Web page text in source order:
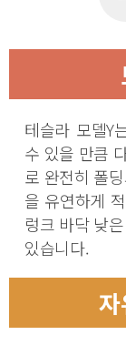
테슬라 모델Y
수 있을 만큼
로 완전히 폴
을 유연하게
렁크 바닥 낮
있습니다.